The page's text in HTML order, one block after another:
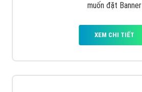
muốn đặt Banner
XEM CHI TIẾT